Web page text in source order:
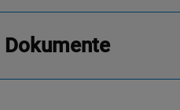
Dokumente